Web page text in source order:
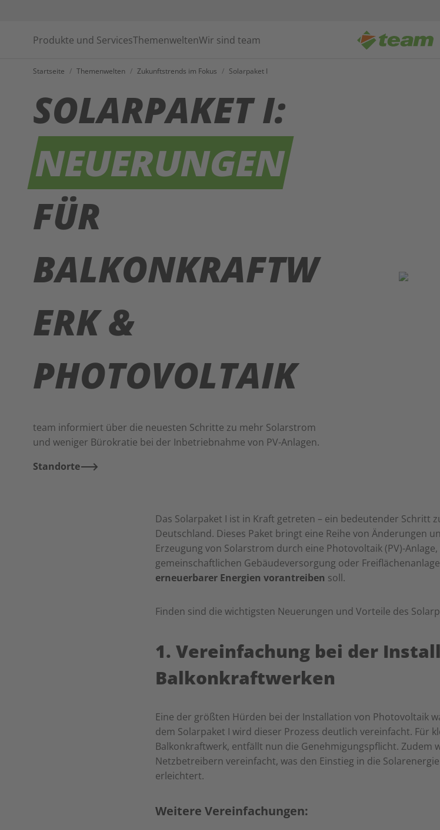
Produkte und ServicesThemenweltenWir sind team
Startseite / Themenwelten / Zukunftstrends im Fokus / Solarpaket I
SOLARPAKET I:
NEUERUNGEN
FÜR
BALKONKRAFTW
ERK &
PHOTOVOLTAIK
team informiert über die neuesten Schritte zu mehr Solarstrom
und weniger Bürokratie bei der Inbetriebnahme von PV-Anlagen.
Standorte
Das Solarpaket I ist in Kraft getreten – ein bedeutender Schritt
Deutschland. Dieses Paket bringt eine Reihe von Änderungen
Erzeugung von Solarstrom durch eine Photovoltaik (PV)-
gemeinschaftlichen Gebäudeversorgung oder
erneuerbarer Energien vorantreiben soll.
Finden sind die wichtigsten Neuerungen und Vorteile des
1. Vereinfachung bei der
Balkonkraftwerken
Eine der größten Hürden bei der Installation von Photovoltaik
dem Solarpaket I wird dieser Prozess deutlich vereinfacht. Für
Balkonkraftwerk, entfällt nun die Genehmigungspflicht. Zudem
Netzbetreibern vereinfacht, was den Einstieg in die
erleichtert.
Weitere Vereinfachungen: